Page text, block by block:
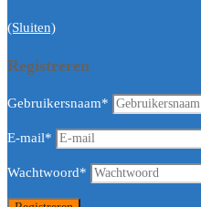
(Sluiten)
Registreren
Gebruikersnaam*
E-mail*
Wachtwoord*